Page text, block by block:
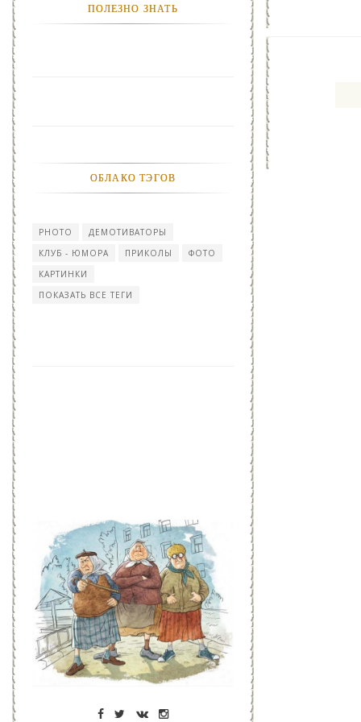
ПОЛЕЗНО ЗНАТЬ
ОБЛАКО ТЭГОВ
PHOTO
ДЕМОТИВАТОРЫ
КЛУБ - ЮМОРА
ПРИКОЛЫ
ФОТО
КАРТИНКИ
ПОКАЗАТЬ ВСЕ ТЕГИ